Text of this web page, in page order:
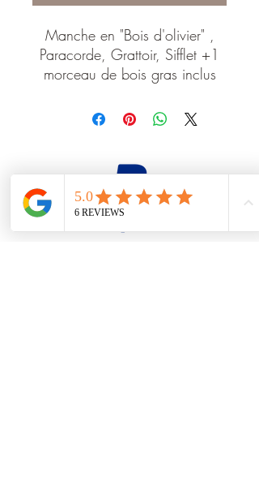
Manche en "Bois d'olivier" ,
Paracorde, Grattoir, Sifflet +1
morceau de bois gras inclus